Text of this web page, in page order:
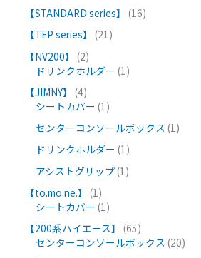
【STANDARD series】
16
【TEP series】
21
【NV200】
2
ドリンクホルダー 1
【JIMNY】
4
シートカバー 1
センターコンソールボックス 1
ドリンクホルダー 1
アシストグリップ 1
【to.mo.ne.】
1
シートカバー 1
【200系ハイエース】
65
センターコンソールボックス 20